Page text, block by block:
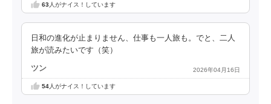
63人がナイス！しています
日和の進化が止まりません、仕事も一人旅も。でと、二人
旅が読みたいです（笑）
ツン 2026年04月16日
54人がナイス！しています